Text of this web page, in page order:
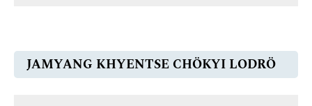
JAMYANG KHYENTSE CHÖKYI LODRÖ